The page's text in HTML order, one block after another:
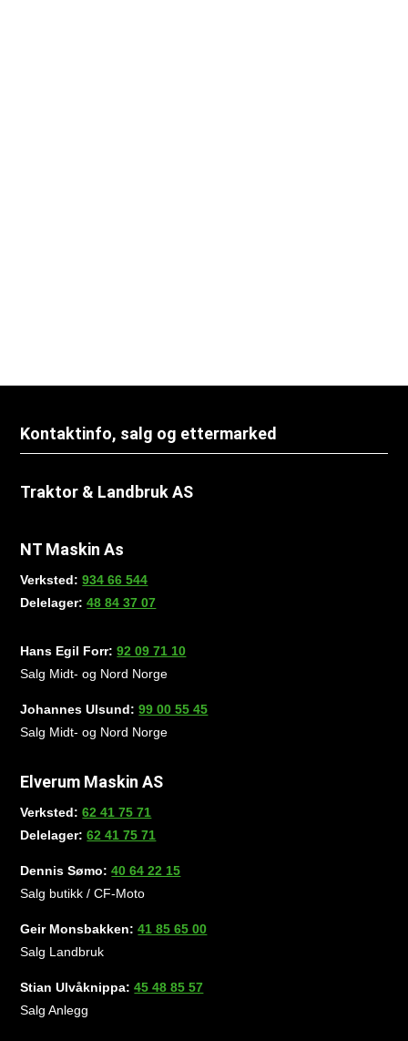
Kontaktinfo, salg og ettermarked
Traktor & Landbruk AS
NT Maskin As
Verksted:934 66 544
Delelager:48 84 37 07
Hans Egil Forr:92 09 71 10
Salg Midt- og Nord Norge
Johannes Ulsund:99 00 55 45
Salg Midt- og Nord Norge
Elverum Maskin AS
Verksted:62 41 75 71
Delelager:62 41 75 71
Dennis Sømo:40 64 22 15
Salg butikk / CF-Moto
Geir Monsbakken:41 85 65 00
Salg Landbruk
Stian Ulvåknippa:45 48 85 57
Salg Anlegg